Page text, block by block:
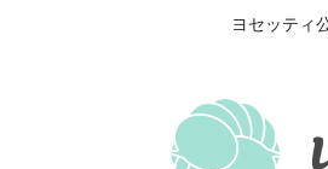
ヨセッティ